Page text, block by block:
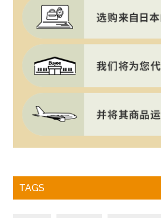
TAGS